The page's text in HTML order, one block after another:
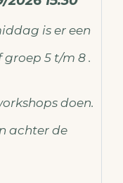
is er een
5 t/m 8 .
doen.
achter de